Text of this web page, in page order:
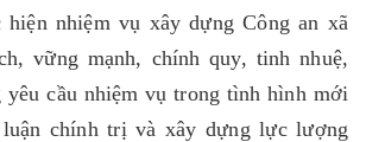
hiện nhiệm vụ xây dựng Công an xã
vững mạnh, chính quy, tinh nhuệ,
yêu cầu nhiệm vụ trong tình hình mới
chính trị và xây dựng lực lượng